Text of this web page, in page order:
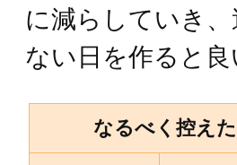
に減らしていき
ない日を作ると良
なるべく控え